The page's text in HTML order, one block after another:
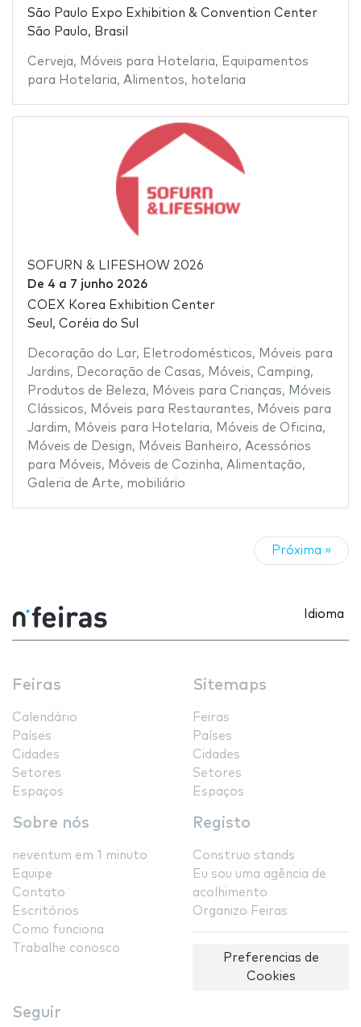
São Paulo Expo Exhibition & Convention Center
São Paulo, Brasil
Cerveja, Móveis para Hotelaria, Equipamentos
para Hotelaria, Alimentos, hotelaria
SOFURN & LIFESHOW 2026
De 4 a 7 junho 2026
COEX Korea Exhibition Center
Seul, Coréia do Sul
Decoração do Lar, Eletrodomésticos, Móveis para
Jardins, Decoração de Casas, Móveis, Camping,
Produtos de Beleza, Móveis para Crianças, Móveis
Clássicos, Móveis para Restaurantes, Móveis para
Jardim, Móveis para Hotelaria, Móveis de Oficina,
Móveis de Design, Móveis Banheiro, Acessórios
para Móveis, Móveis de Cozinha, Alimentação,
Galeria de Arte, mobiliário
Próxima »
Idioma
Feiras
Calendário
Países
Cidades
Setores
Espaços
Sitemaps
Feiras
Países
Cidades
Setores
Espaços
Sobre nós
neventum em 1 minuto
Equipe
Contato
Escritórios
Como funciona
Trabalhe conosco
Registo
Construo stands
Eu sou uma agência de
acolhimento
Organizo Feiras
Preferencias de
Cookies
Seguir